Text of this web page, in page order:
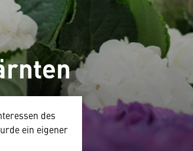
des
ein eigener